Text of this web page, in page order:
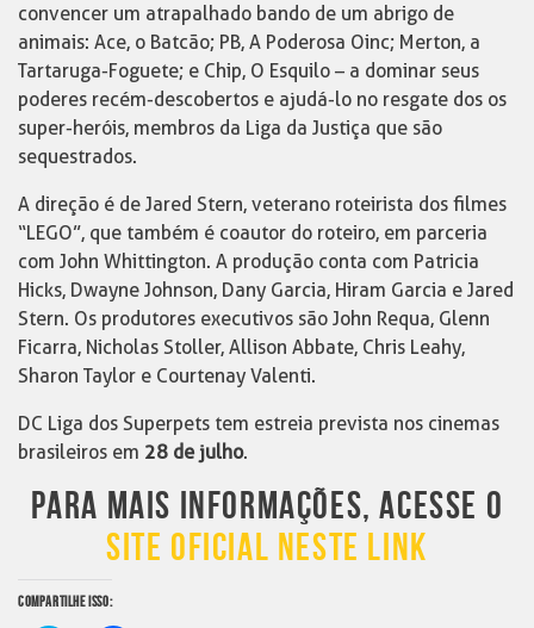
convencer um atrapalhado bando de um abrigo de
animais: Ace, o Batcão; PB, A Poderosa Oinc; Merton, a
Tartaruga-Foguete; e Chip, O Esquilo – a dominar seus
poderes recém-descobertos e ajudá-lo no resgate dos os
super-heróis, membros da Liga da Justiça que são
sequestrados.
A direção é de Jared Stern, veterano roteirista dos filmes
“LEGO”, que também é coautor do roteiro, em parceria
com John Whittington. A produção conta com Patricia
Hicks, Dwayne Johnson, Dany Garcia, Hiram Garcia e Jared
Stern. Os produtores executivos são John Requa, Glenn
Ficarra, Nicholas Stoller, Allison Abbate, Chris Leahy,
Sharon Taylor e Courtenay Valenti.
DC Liga dos Superpets tem estreia prevista nos cinemas
brasileiros em 28 de julho.
PARA MAIS INFORMAÇÕES, ACESSE O
SITE OFICIAL NESTE LINK
COMPARTILHE ISSO: